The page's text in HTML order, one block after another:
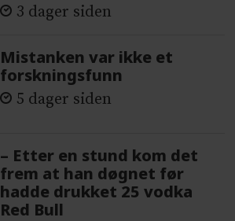
3 dager siden
Mistanken var ikke et
forskningsfunn
5 dager siden
– Etter en stund kom det
frem at han døgnet før
hadde drukket 25 vodka
Red Bull